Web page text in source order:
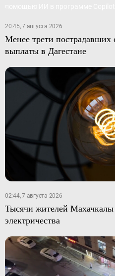
20:45, 7 августа 2026
Менее трети пострадавших
выплаты в Дагестане
02:44, 7 августа 2026
Тысячи жителей Махачкалы
электричества